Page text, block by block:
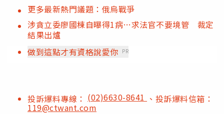
更多最新熱門議題：俄烏戰爭
涉貪立委廖國棟自曝得1病…求法官不要境管 裁定
結果出爐
做到這點才有資格說愛你 PR
投訴爆料專線： (02)6630-8641 、投訴爆料信箱：
119@ctwant.com